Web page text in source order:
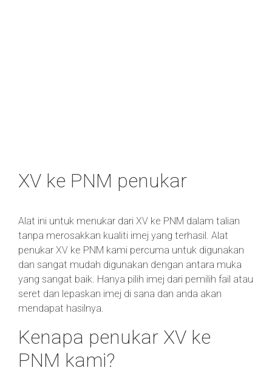
XV ke PNM penukar
Alat ini untuk menukar dari XV ke PNM dalam talian
tanpa merosakkan kualiti imej yang terhasil. Alat
penukar XV ke PNM kami percuma untuk digunakan
dan sangat mudah digunakan dengan antara muka
yang sangat baik. Hanya pilih imej dari pemilih fail atau
seret dan lepaskan imej di sana dan anda akan
mendapat hasilnya.
Kenapa penukar XV ke
PNM kami?